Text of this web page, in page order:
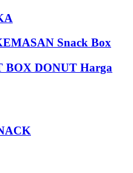
Snack Box
BOX DONUT Harga